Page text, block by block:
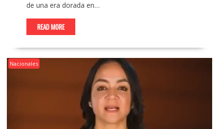
de una era dorada en…
READ MORE
Nacionales